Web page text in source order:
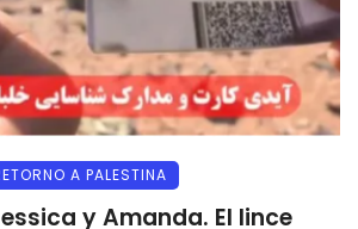
A PALESTINA
y Amanda. El lince